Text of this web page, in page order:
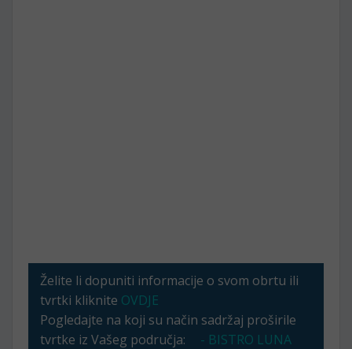
Želite li dopuniti informacije o svom obrtu ili
tvrtki kliknite OVDJE
Pogledajte na koji su način sadržaj proširile
tvrtke iz Vašeg područja:
- BISTRO LUNA